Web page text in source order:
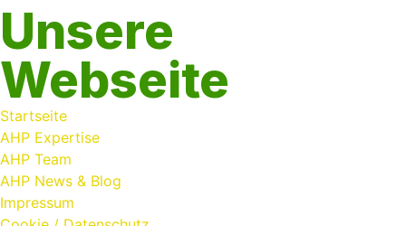
Unsere
Webseite
Startseite
AHP Expertise
AHP Team
AHP News & Blog
Impressum